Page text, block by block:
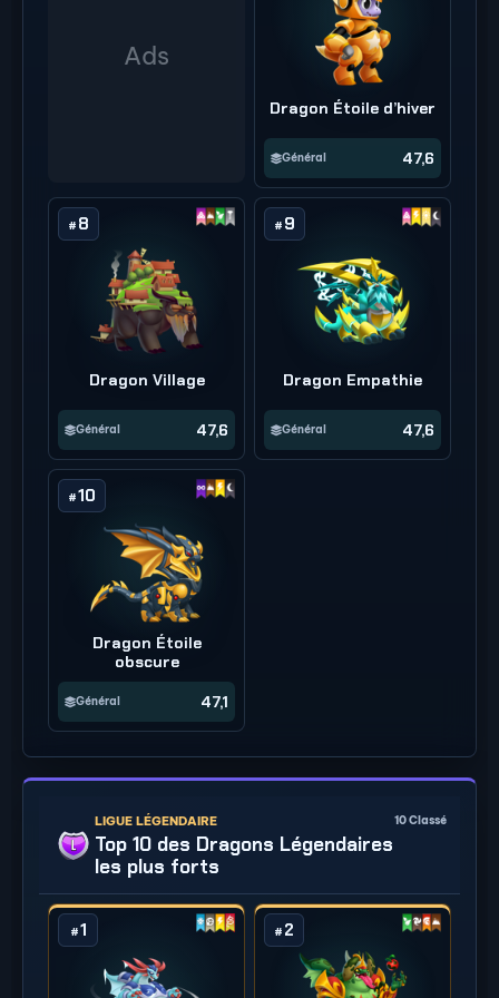
Dragon Étoile d’hiver
Général 47,6
# 8
Dragon Village
Général 47,6
# 9
Dragon Empathie
Général 47,6
#10
Dragon Étoile
obscure
Général 47,1
LIGUE LÉGENDAIRE
Top 10 des Dragons Légendaires
les plus forts
10Classé
#1 # 2